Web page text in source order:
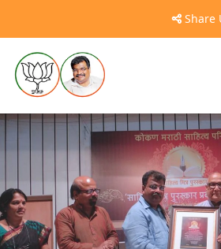
Share
डोंबिवली